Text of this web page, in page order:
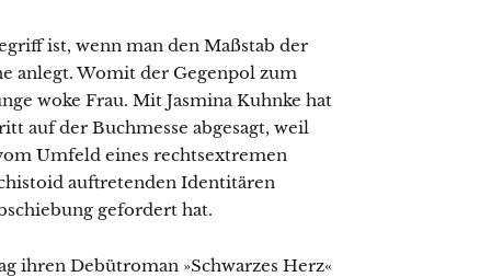
ist, wenn man den Maßstab der
anlegt. Womit der Gegenpol zum
woke Frau. Mit Jasmina Kuhnke hat
auf der Buchmesse abgesagt, weil
Umfeld eines rechtsextremen
auftretenden Identitären
gefordert hat.
ihren Debütroman »Schwarzes Herz«